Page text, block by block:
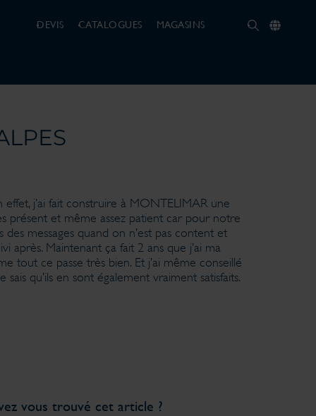
DEVIS CATALOGUES MAGASINS
j’ai fait construire à MONTELIMAR une
présent et même assez patient car pour notre
messages quand on n’est pas content et
après. Maintenant ça fait 2 ans que j’ai ma
tout ce passe très bien. Et j’ai même conseillé
qu’ils en sont également vraiment satisfaits.
vous trouvé cet article ?